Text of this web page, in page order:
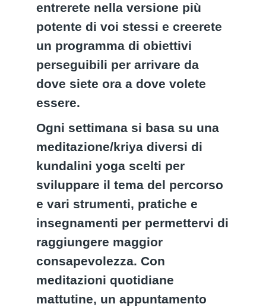
entrerete nella versione più
potente di voi stessi e creerete
un programma di obiettivi
perseguibili per arrivare da
dove siete ora a dove volete
essere.
Ogni settimana si basa su una
meditazione/kriya diversi di
kundalini yoga scelti per
sviluppare il tema del percorso
e vari strumenti, pratiche e
insegnamenti per permettervi di
raggiungere maggior
consapevolezza. Con
meditazioni quotidiane
mattutine, un appuntamento